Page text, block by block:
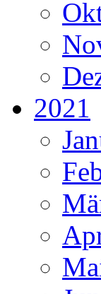
2021